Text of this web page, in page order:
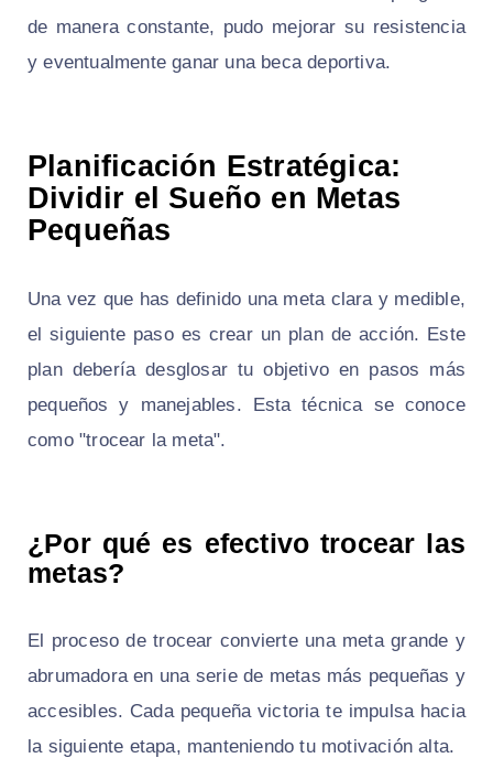
de manera constante, pudo mejorar su resistencia
y eventualmente ganar una beca deportiva.
Planificación Estratégica:
Dividir el Sueño en Metas
Pequeñas
Una vez que has definido una meta clara y medible,
el siguiente paso es crear un plan de acción. Este
plan debería desglosar tu objetivo en pasos más
pequeños y manejables. Esta técnica se conoce
como "trocear la meta".
¿Por qué es efectivo trocear las
metas?
El proceso de trocear convierte una meta grande y
abrumadora en una serie de metas más pequeñas y
accesibles. Cada pequeña victoria te impulsa hacia
la siguiente etapa, manteniendo tu motivación alta.